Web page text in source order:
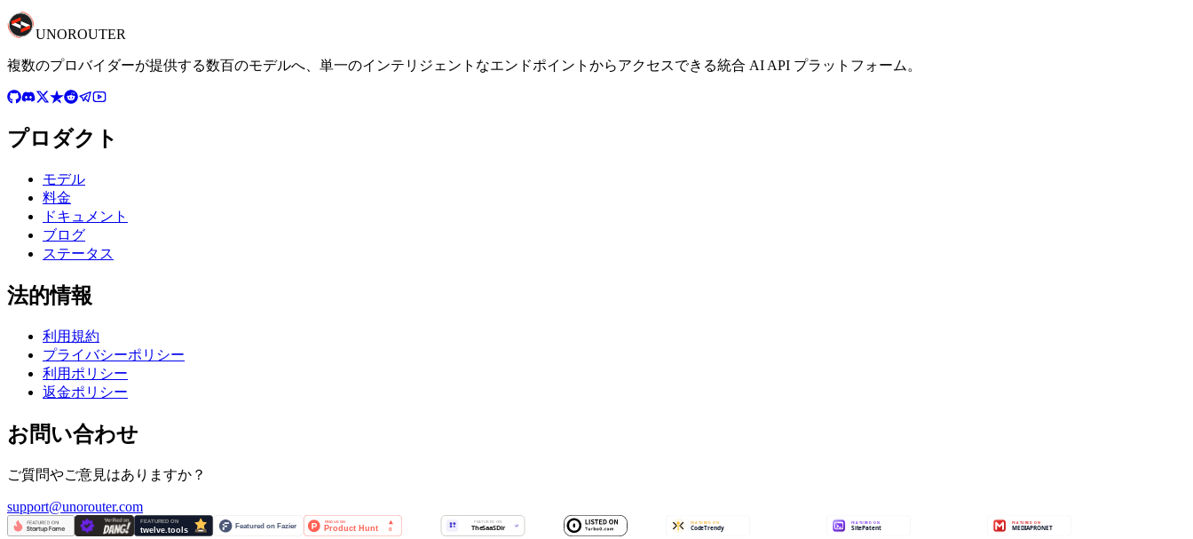
UNOROUTER
複数のプロバイダーが提供する数百のモデルへ、単一のインテリジェントなエンドポイントからアクセスできる統合 AI API プラットフォーム。
プロダクト
モデル
料金
ドキュメント
ブログ
ステータス
法的情報
利用規約
プライバシーポリシー
利用ポリシー
返金ポリシー
お問い合わせ
ご質問やご意見はありますか？
support@unorouter.com